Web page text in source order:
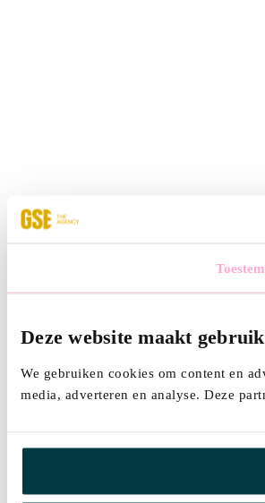
Deze website maakt
We gebruiken cookies om content en
media, adverteren en analyse. Deze